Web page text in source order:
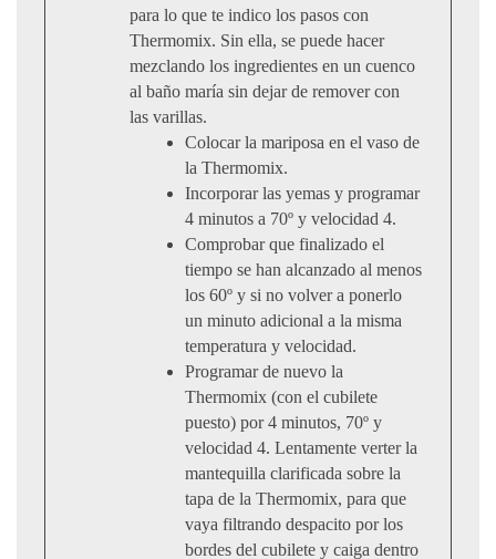
para lo que te indico los pasos con
Thermomix. Sin ella, se puede hacer
mezclando los ingredientes en un cuenco
al baño maría sin dejar de remover con
las varillas.
Colocar la mariposa en el vaso de
la Thermomix.
Incorporar las yemas y programar
4 minutos a 70º y velocidad 4.
Comprobar que finalizado el
tiempo se han alcanzado al menos
los 60º y si no volver a ponerlo
un minuto adicional a la misma
temperatura y velocidad.
Programar de nuevo la
Thermomix (con el cubilete
puesto) por 4 minutos, 70º y
velocidad 4. Lentamente verter la
mantequilla clarificada sobre la
tapa de la Thermomix, para que
vaya filtrando despacito por los
bordes del cubilete y caiga dentro